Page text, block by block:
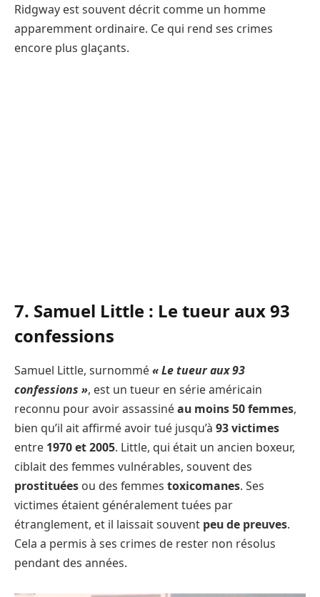
Ridgway est souvent décrit comme un homme
apparemment ordinaire. Ce qui rend ses crimes
encore plus glaçants.
7. Samuel Little : Le tueur aux 93
confessions
Samuel Little, surnommé« Le tueur aux 93
confessions », est un tueur en série américain
reconnu pour avoir assassinéau moins 50 femmes,
bien qu’il ait affirmé avoir tué jusqu’à 93 victimes
entre 1970 et 2005. Little, qui était un ancien boxeur,
ciblait des femmes vulnérables, souvent des
prostituées ou des femmes toxicomanes. Ses
victimes étaient généralement tuées par
étranglement, et il laissait souvent peu de preuves.
Cela a permis à ses crimes de rester non résolus
pendant des années.